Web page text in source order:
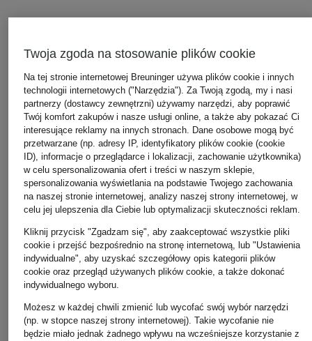
Twoja zgoda na stosowanie plików cookie
Na tej stronie internetowej Breuninger używa plików cookie i innych
technologii internetowych ("Narzędzia"). Za Twoją zgodą, my i nasi
partnerzy (dostawcy zewnętrzni) używamy narzędzi, aby poprawić
Twój komfort zakupów i nasze usługi online, a także aby pokazać Ci
interesujące reklamy na innych stronach. Dane osobowe mogą być
przetwarzane (np. adresy IP, identyfikatory plików cookie (cookie
ID), informacje o przeglądarce i lokalizacji, zachowanie użytkownika)
w celu spersonalizowania ofert i treści w naszym sklepie,
spersonalizowania wyświetlania na podstawie Twojego zachowania
na naszej stronie internetowej, analizy naszej strony internetowej, w
celu jej ulepszenia dla Ciebie lub optymalizacji skuteczności reklam.
Kliknij przycisk "Zgadzam się", aby zaakceptować wszystkie pliki
cookie i przejść bezpośrednio na stronę internetową, lub "Ustawienia
indywidualne", aby uzyskać szczegółowy opis kategorii plików
cookie oraz przegląd używanych plików cookie, a także dokonać
indywidualnego wyboru.
Możesz w każdej chwili zmienić lub wycofać swój wybór narzędzi
(np. w stopce naszej strony internetowej). Takie wycofanie nie
będzie miało jednak żadnego wpływu na wcześniejsze korzystanie z